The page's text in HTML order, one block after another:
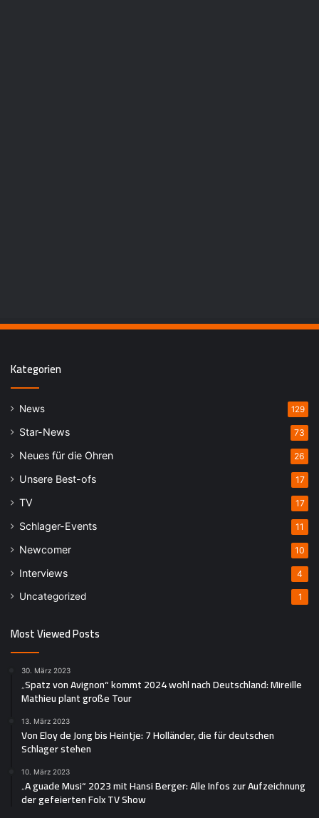
Kategorien
News 129
Star-News 73
Neues für die Ohren 26
Unsere Best-ofs 17
TV 17
Schlager-Events 11
Newcomer 10
Interviews 4
Uncategorized 1
Most Viewed Posts
30. März 2023
„Spatz von Avignon“ kommt 2024 wohl nach Deutschland: Mireille
Mathieu plant große Tour
13. März 2023
Von Eloy de Jong bis Heintje: 7 Holländer, die für deutschen
Schlager stehen
10. März 2023
„A guade Musi“ 2023 mit Hansi Berger: Alle Infos zur Aufzeichnung
der gefeierten Folx TV Show